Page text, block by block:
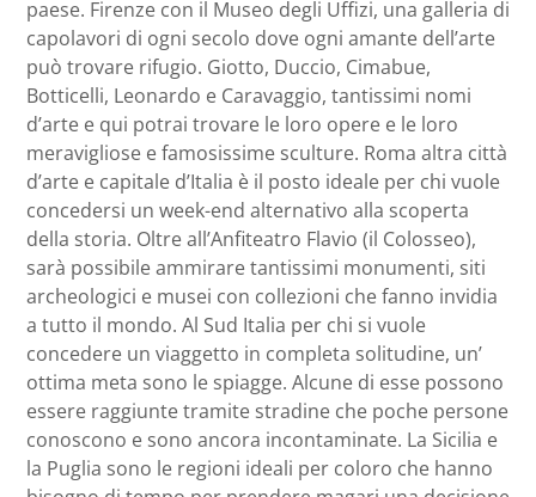
paese. Firenze con il Museo degli Uffizi, una galleria di
capolavori di ogni secolo dove ogni amante dell’arte
può trovare rifugio. Giotto, Duccio, Cimabue,
Botticelli, Leonardo e Caravaggio, tantissimi nomi
d’arte e qui potrai trovare le loro opere e le loro
meravigliose e famosissime sculture. Roma altra città
d’arte e capitale d’Italia è il posto ideale per chi vuole
concedersi un week-end alternativo alla scoperta
della storia. Oltre all’Anfiteatro Flavio (il Colosseo),
sarà possibile ammirare tantissimi monumenti, siti
archeologici e musei con collezioni che fanno invidia
a tutto il mondo. Al Sud Italia per chi si vuole
concedere un viaggetto in completa solitudine, un’
ottima meta sono le spiagge. Alcune di esse possono
essere raggiunte tramite stradine che poche persone
conoscono e sono ancora incontaminate. La Sicilia e
la Puglia sono le regioni ideali per coloro che hanno